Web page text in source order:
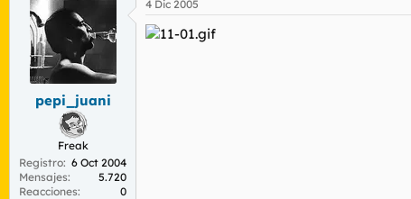
pepi_juani
Freak
Registro 6 Oct 2004
Mensajes
5.720
Reacciones
0
4 Dic 2005